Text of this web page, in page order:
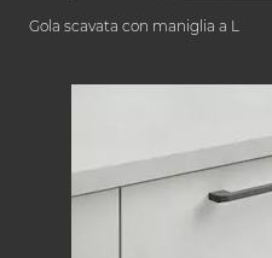
Gola scavata con maniglia a L